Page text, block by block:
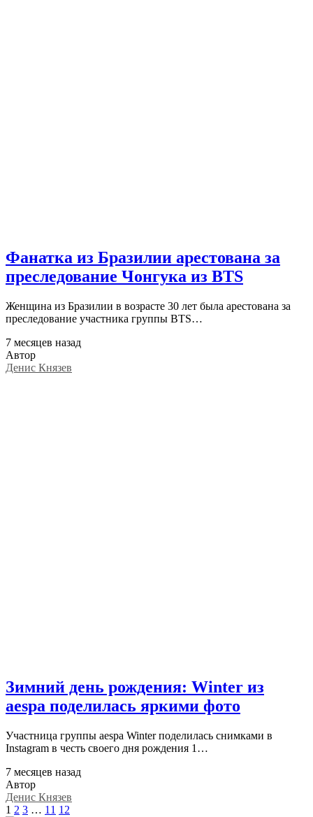
Фанатка из Бразилии арестована за
преследование Чонгука из BTS
Женщина из Бразилии в возрасте 30 лет была арестована за
преследование участника группы BTS…
7 месяцев назад
Автор
Денис Князев
Зимний день рождения: Winter из
aespa поделилась яркими фото
Участница группы aespa Winter поделилась снимками в
Instagram в честь своего дня рождения 1…
7 месяцев назад
Автор
Денис Князев
1 2 3 … 11 12